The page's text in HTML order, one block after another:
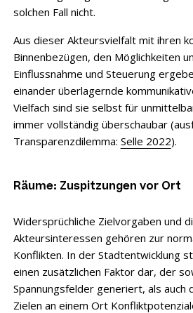
solchen Fall nicht.
Aus dieser Akteursvielfalt mit ihren
Binnenbezügen, den Möglichkeiten
Einflussnahme und Steuerung
einander überlagernde
Vielfach sind sie selbst für
immer vollständig überschaubar
Transparenzdilemma: Selle 2022).
Räume: Zuspitzungen vor Ort
Widersprüchliche Zielvorgaben und
Akteursinteressen gehören zur
Konflikten. In der Stadtentwicklung
einen zusätzlichen Faktor dar, der
Spannungsfelder generiert, als auch
Zielen an einem Ort